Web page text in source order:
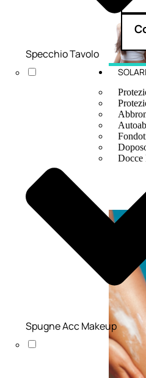
SOLARI
Docce
Specchio Tavolo
Spugne Acc Makeup